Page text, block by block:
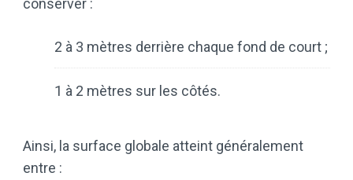
2 à 3 mètres derrière chaque fond de court ;
1 à 2 mètres sur les côtés.
Ainsi, la surface globale atteint généralement
entre :